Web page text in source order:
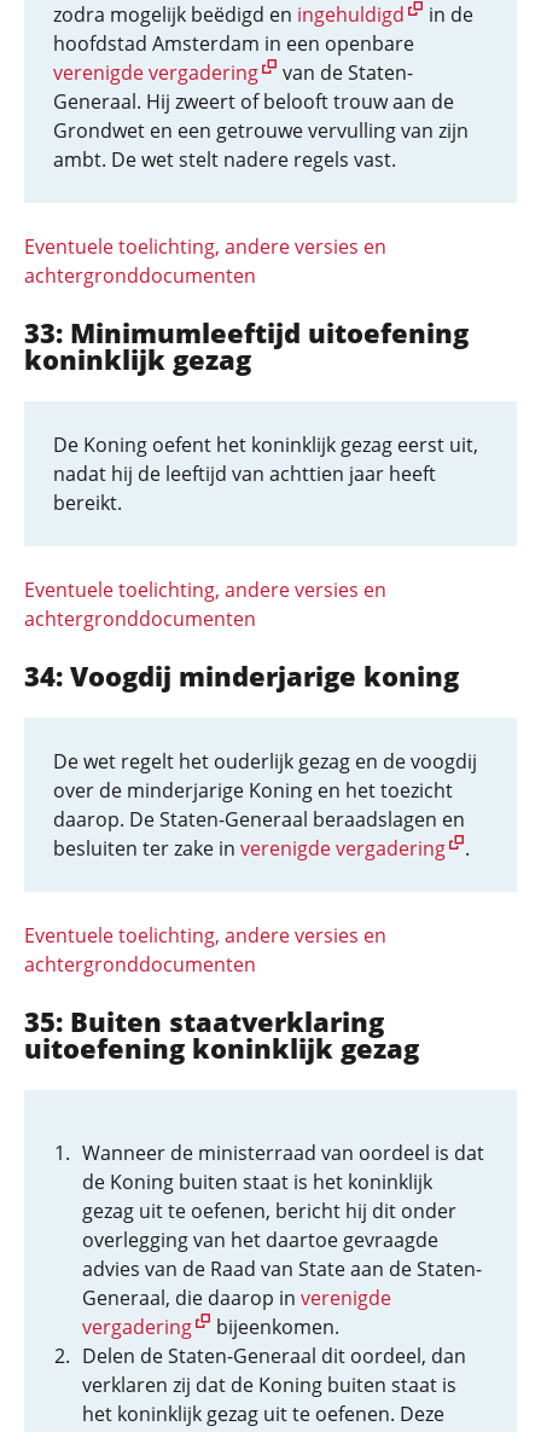
zodra mogelijk beëdigd en ingehuldigd
in de
hoofdstad Amsterdam in een openbare
verenigde vergadering
van de Staten-
Generaal. Hij zweert of belooft trouw aan de
Grondwet en een getrouwe vervulling van zijn
ambt. De wet stelt nadere regels vast.
Eventuele toelichting, andere versies en
achtergronddocumenten
33: Minimumleeftijd uitoefening
koninklijk gezag
De Koning oefent het koninklijk gezag eerst uit,
nadat hij de leeftijd van achttien jaar heeft
bereikt.
Eventuele toelichting, andere versies en
achtergronddocumenten
34: Voogdij minderjarige koning
De wet regelt het ouderlijk gezag en de voogdij
over de minderjarige Koning en het toezicht
daarop. De Staten-Generaal beraadslagen en
besluiten ter zake in verenigde vergadering .
Eventuele toelichting, andere versies en
achtergronddocumenten
35: Buiten staatverklaring
uitoefening koninklijk gezag
Wanneer de ministerraad van oordeel is dat
de Koning buiten staat is het koninklijk
gezag uit te oefenen, bericht hij dit onder
overlegging van het daartoe gevraagde
advies van de Raad van State aan de Staten-
Generaal, die daarop in verenigde
vergadering
bijeenkomen.
Delen de Staten-Generaal dit oordeel, dan
verklaren zij dat de Koning buiten staat is
het koninklijk gezag uit te oefenen. Deze